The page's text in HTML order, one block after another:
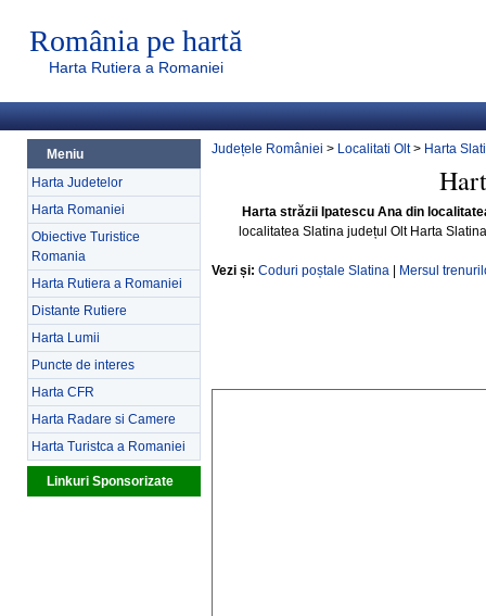
România pe hartă
Harta Rutiera a Romaniei
Meniu
Harta Judetelor
Harta Romaniei
Obiective Turistice
Romania
Harta Rutiera a Romaniei
Distante Rutiere
Harta Lumii
Puncte de interes
Harta CFR
Harta Radare si Camere
Harta Turistca a Romaniei
Linkuri Sponsorizate
Județele României > Localitati Olt> Harta
Harta străzii Ipatescu Ana din
localitatea Slatina județul Olt Harta
Vezi și: Coduri poștale Slatina Mersul